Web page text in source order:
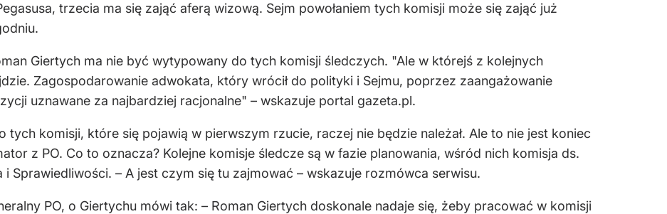
trzecia ma się zająć aferą wizową. Sejm powołaniem tych komisji może się zająć już
Giertych ma nie być wytypowany do tych komisji śledczych. "Ale w którejś z kolejnych
Zagospodarowanie adwokata, który wrócił do polityki i Sejmu, poprzez zaangażowanie
uznawane za najbardziej racjonalne" – wskazuje portal gazeta.pl.
tych komisji, które się pojawią w pierwszym rzucie, raczej nie będzie należał. Ale to nie jest koniec
z PO. Co to oznacza? Kolejne komisje śledcze są w fazie planowania, wśród nich komisja ds.
Sprawiedliwości. – A jest czym się tu zajmować – wskazuje rozmówca serwisu.
PO, o Giertychu mówi tak: – Roman Giertych doskonale nadaje się, żeby pracować w komisji